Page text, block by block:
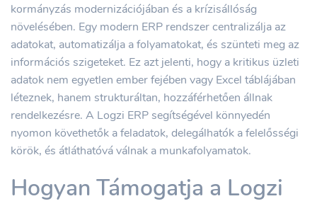
kormányzás modernizációjában és a krízisállóság
növelésében. Egy modern ERP rendszer centralizálja az
adatokat, automatizálja a folyamatokat, és szünteti meg az
információs szigeteket. Ez azt jelenti, hogy a kritikus üzleti
adatok nem egyetlen ember fejében vagy Excel táblájában
léteznek, hanem strukturáltan, hozzáférhetően állnak
rendelkezésre. A Logzi ERP segítségével könnyedén
nyomon követhetők a feladatok, delegálhatók a felelősségi
körök, és átláthatóvá válnak a munkafolyamatok.
Hogyan Támogatja a Logzi